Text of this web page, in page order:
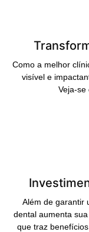
Como a melhor
visível e
Veja-se
Além de garantir
dental aumenta
que traz